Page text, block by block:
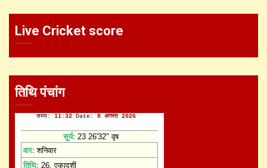
Live Cricket score
तिथि पंचांग